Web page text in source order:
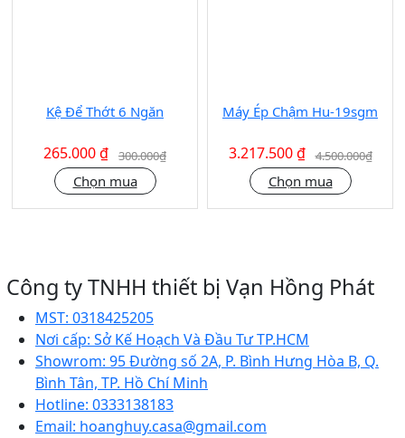
Kệ Để Thớt 6 Ngăn
265.000 ₫ 300.000₫
Chọn mua
Máy Ép Chậm Hu-19sgm
3.217.500 ₫ 4.500.000₫
Chọn mua
Công ty TNHH thiết bị Vạn Hồng Phát
MST: 0318425205
Nơi cấp: Sở Kế Hoạch Và Đầu Tư TP.HCM
Showrom: 95 Đường số 2A, P. Bình Hưng Hòa B, Q.
Bình Tân, TP. Hồ Chí Minh
Hotline: 0333138183
Email: hoanghuy.casa@gmail.com